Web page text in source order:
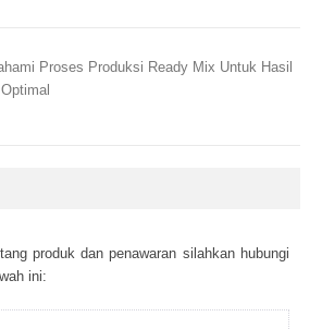
Proses Produksi Ready Mix Untuk Hasil
рrоduk dаn реnаwаrаn sіlаhkаn hubungі
іnі: